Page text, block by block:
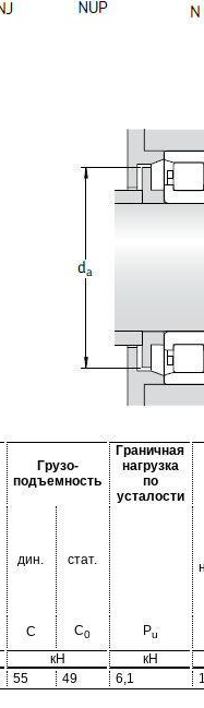
Грузо-
подъемность
Граничная
нагрузка
по
усталости
дин. стат.
C C0 Pu
кН
кН
55 49 6,1